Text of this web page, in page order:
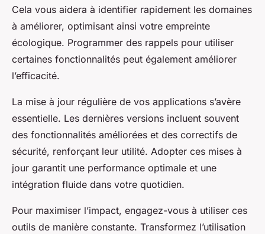
Cela vous aidera à identifier rapidement les domaines
à améliorer, optimisant ainsi votre empreinte
écologique. Programmer des rappels pour utiliser
certaines fonctionnalités peut également améliorer
l’efficacité.
La mise à jour régulière de vos applications s’avère
essentielle. Les dernières versions incluent souvent
des fonctionnalités améliorées et des correctifs de
sécurité, renforçant leur utilité. Adopter ces mises à
jour garantit une performance optimale et une
intégration fluide dans votre quotidien.
Pour maximiser l’impact, engagez-vous à utiliser ces
outils de manière constante. Transformez l’utilisation